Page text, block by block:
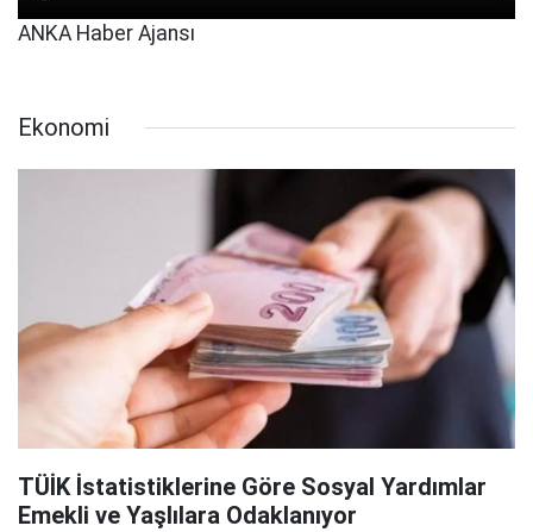
ANKA Haber Ajansı
Ekonomi
TÜİK İstatistiklerine Göre Sosyal Yardımlar
Emekli ve Yaşlılara Odaklanıyor